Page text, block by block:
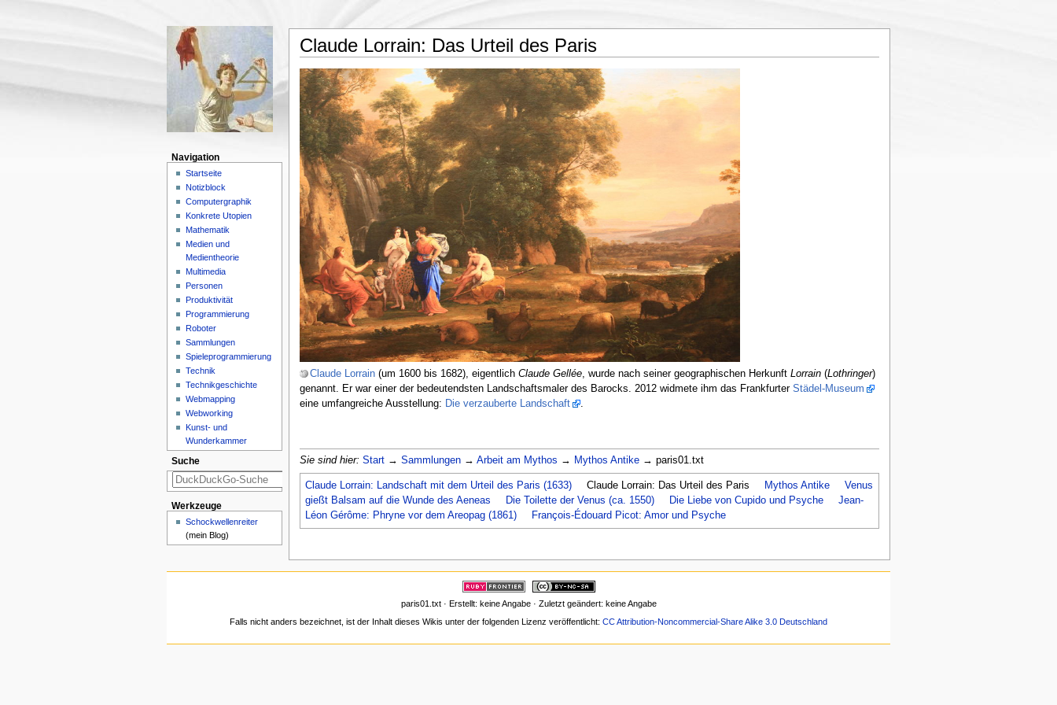
Claude Lorrain: Das Urteil des Paris
Claude Lorrain(um 1600 bis 1682), eigentlich Claude Gellée, wurde nach seiner geographischen Herkunft Lorrain(Lothringer)
genannt. Er war einer der bedeutendsten Landschaftsmaler des Barocks. 2012 widmete ihm das Frankfurter Städel-Museum
eine umfangreiche Ausstellung: Die verzauberte Landschaft .
Sie sind hier: Start→ Sammlungen→ Arbeit am Mythos → Mythos Antike→ paris01.txt
Claude Lorrain: Landschaft mit dem Urteil des Paris (1633) Claude Lorrain: Das Urteil des Paris Mythos Antike
Venus
gießt Balsam auf die Wunde des Aeneas
Die Toilette der Venus (ca. 1550) Die Liebe von Cupido und Psyche
Jean-
Léon Gérôme: Phryne vor dem Areopag (1861)
François-Édouard Picot: Amor und Psyche
Navigation
Startseite
Notizblock
Computergraphik
Konkrete Utopien
Mathematik
Medien und
Medientheorie
Multimedia
Personen
Produktivität
Programmierung
Roboter
Sammlungen
Spieleprogrammierung
Technik
Technikgeschichte
Webmapping
Webworking
Kunst- und
Wunderkammer
Suche
Werkzeuge
Schockwellenreiter
(mein Blog)
paris01.txt · Erstellt: keine Angabe · Zuletzt geändert: keine Angabe
Falls nicht anders bezeichnet, ist der Inhalt dieses Wikis unter der folgenden Lizenz veröffentlicht: CC Attribution-Noncommercial-Share Alike 3.0 Deutschland